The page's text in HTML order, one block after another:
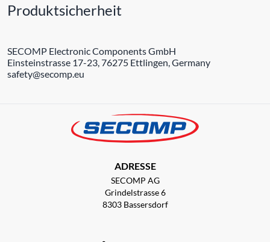
Produktsicherheit
SECOMP Electronic Components GmbH
Einsteinstrasse 17-23, 76275 Ettlingen, Germany
safety@secomp.eu
ADRESSE
SECOMP AG
Grindelstrasse 6
8303 Bassersdorf